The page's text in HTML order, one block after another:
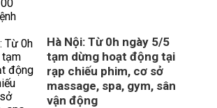
Hà Nội: Từ 0h ngày 5/5
tạm dừng hoạt động tại
rạp chiếu phim, cơ sở
massage, spa, gym, sân
vận động